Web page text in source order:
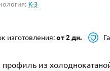
K-3
изготовления:от 2 дн.
из